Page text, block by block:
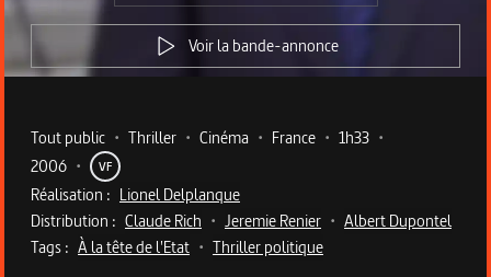
Voir la bande-annonce
Metadata du programme
Tout public • Thriller • Cinéma • France • 1h33 •
2006 • VF
Réalisation : Lionel Delplanque
Distribution : Claude Rich • Jeremie Renier • Albert Dupontel
Tags : À la tête de l'Etat • Thriller politique